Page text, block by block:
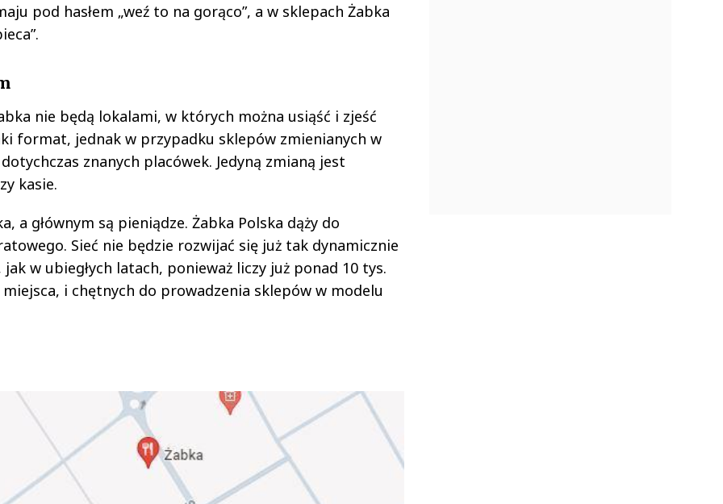
pod hasłem „weź to na gorąco”, a w sklepach Żabka
nie będą lokalami, w których można usiąść i zjeść
format, jednak w przypadku sklepów zmienianych w
znanych placówek. Jedyną zmianą jest
kasie.
a głównym są pieniądze. Żabka Polska dąży do
Sieć nie będzie rozwijać się już tak dynamicznie
w ubiegłych latach, ponieważ liczy już ponad 10 tys.
i chętnych do prowadzenia sklepów w modelu